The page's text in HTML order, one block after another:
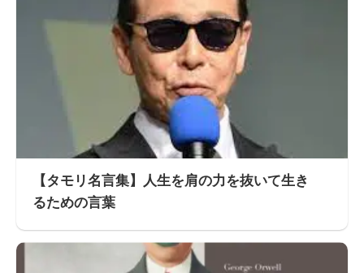
【タモリ名言集】人生を肩の力を抜いて生き
るための言葉